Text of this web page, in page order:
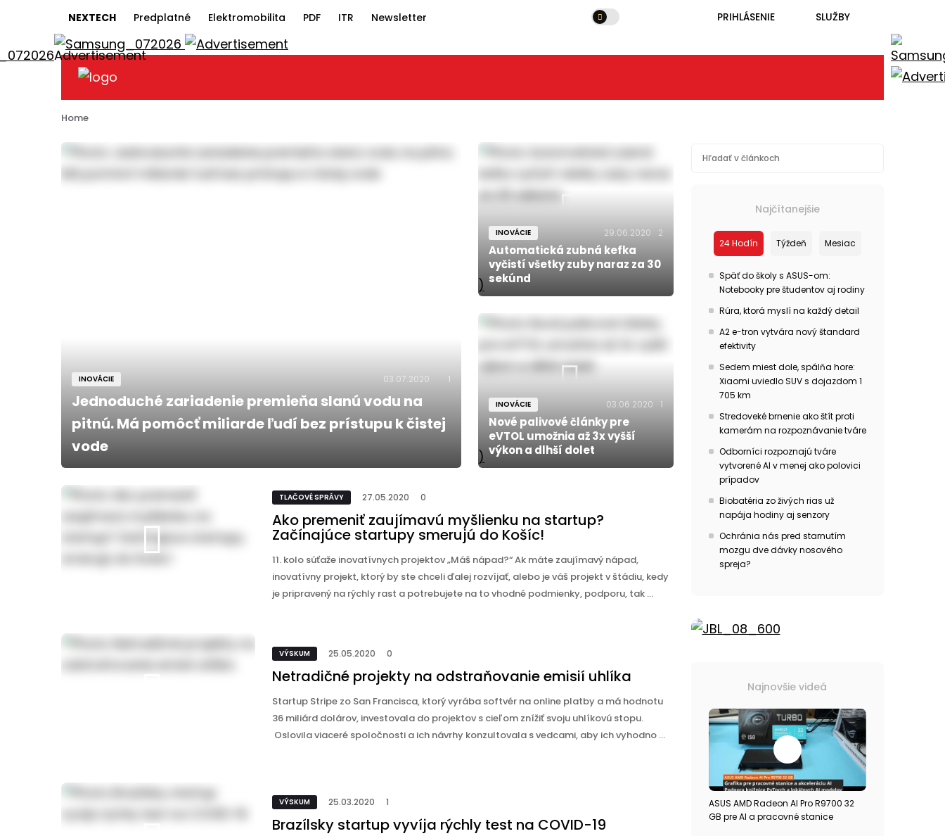
NEXTECH Predplatné Elektromobilita PDF ITR Newsletter PRIHLÁSENIE SLUŽBY
Home
INOVÁCIE 03.07.2020 1
Jednoduché zariadenie premieňa slanú vodu na
pitnú. Má pomôcť miliarde ľudí bez prístupu k čistej
vode
)
INOVÁCIE 29.06.2020 2
Automatická zubná kefka
vyčistí všetky zuby naraz za 30
sekúnd
)
INOVÁCIE 03.06.2020 1
Nové palivové články pre
eVTOL umožnia až 3x vyšší
výkon a dlhší dolet
TLAČOVÉ SPRÁVY 27.05.2020 0
Ako premeniť zaujímavú myšlienku na startup?
Začínajúce startupy smerujú do Košíc!
11. kolo súťaže inovatívnych projektov „Máš nápad?“ Ak máte zaujímavý nápad,
inovatívny projekt, ktorý by ste chceli ďalej rozvíjať, alebo je váš projekt v štádiu, kedy
je pripravený na rýchly rast a potrebujete na to vhodné podmienky, podporu, tak ...
VÝSKUM 25.05.2020 0
Netradičné projekty na odstraňovanie emisií uhlíka
Startup Stripe zo San Francisca, ktorý vyrába softvér na online platby a má hodnotu
36 miliárd dolárov, investovala do projektov s cieľom znížiť svoju uhlíkovú stopu.
Oslovila viaceré spoločnosti a ich návrhy konzultovala s vedcami, aby ich vyhodno ...
VÝSKUM 25.03.2020 1
Brazílsky startup vyvíja rýchly test na COVID-19
Najčítanejšie
24 Hodín Týždeň Mesiac
Späť do školy s ASUS-om:
Notebooky pre študentov aj rodiny
Rúra, ktorá myslí na každý detail
A2 e-tron vytvára nový štandard
efektivity
Sedem miest dole, spálňa hore:
Xiaomi uviedlo SUV s dojazdom 1
705 km
Stredoveké brnenie ako štít proti
kamerám na rozpoznávanie tváre
Odborníci rozpoznajú tváre
vytvorené AI v menej ako polovici
prípadov
Biobatéria zo živých rias už
napája hodiny aj senzory
Ochránia nás pred starnutím
mozgu dve dávky nosového
spreja?
Najnovšie videá
ASUS AMD Radeon AI Pro R9700 32
GB pre AI a pracovné stanice